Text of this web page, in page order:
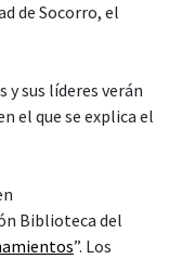
de Socorro, el
y sus líderes verán
el que se explica el
Biblioteca del
”. Los